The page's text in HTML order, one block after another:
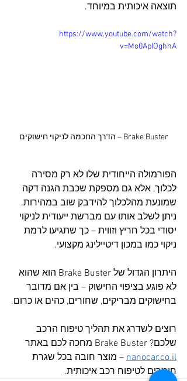
תוצאה איכותית במיוחד.
https://www.youtube.com/watch?
v=Mo0ApIOghhA
Brake Buster – הדרך החכמה לניקוי חישוקים
הפורמולה הייחודית שלו לא רק מסירה
לכלוך, אלא גם מספקת שכבת הגנה דקה
שמונעת מהלכלוך להידבק שוב במהירות.
ניתן לשלב אותו עם מברשת ייעודית לניקוי
יסודי בכל חריץ וזווית – כך שתגיעו לרמת
ניקוי כמו במכון דיטיילינג מקצועי.
היתרון הגדול של Brake Buster הוא שהוא
לא פוגע בציפוי החישוק – בין אם מדובר
בחישוקים מבריקים, שחורים, כהים או כרום.
רוצים לשדרג את תהליך טיפוח הרכב
שלכם? Brake Buster מחכה לכם באתר
nanocar.co.il – מוצר חובה בכל שגרת
חומרים לטיפוח רכב איכותית.